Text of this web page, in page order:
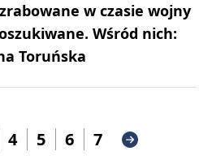
w czasie wojny
Wśród nich:
Toruńska
4 5 6 7